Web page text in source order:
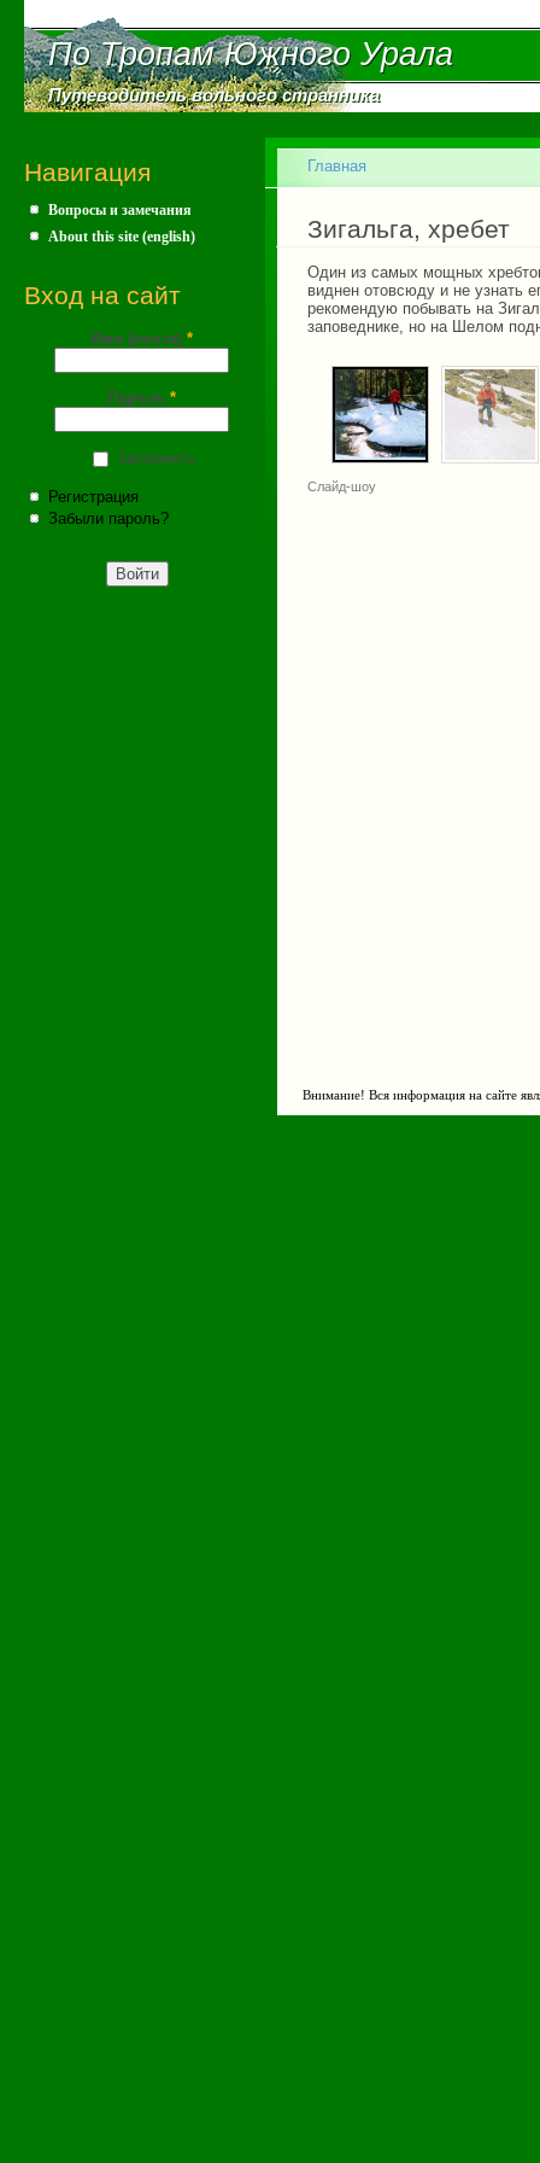
По Тропам Южного Урала
По Тропам Южного Урала
Путеводитель вольного странника
Путеводитель вольного странника
Навигация
Вопросы и замечания
About this site (english)
Вход на сайт
Имя (почта) *
Пароль *
Запомнить
Регистрация
Забыли пароль?
Вы здесь
Главная
Зигальга, хребет
Один из самых мощных
виднен отовсюду и не узнать
рекомендую побывать на
заповеднике, но на Шелом
Слайд-шоу
Внимание! Вся информация на сайте